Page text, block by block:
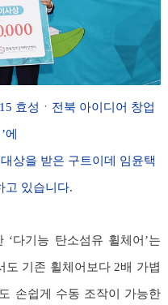
효성ㆍ전북 아이디어 창업
에
대상을 받은 구트이데 임윤택
고 있습니다.
다기능 탄소섬유 휠체어’는
도 기존 휠체어보다 2배 가볍
손쉽게 수동 조작이 가능한